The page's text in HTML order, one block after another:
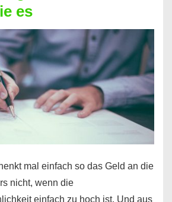
es
mal einfach so das Geld an die
nicht, wenn die
einfach zu hoch ist. Und aus